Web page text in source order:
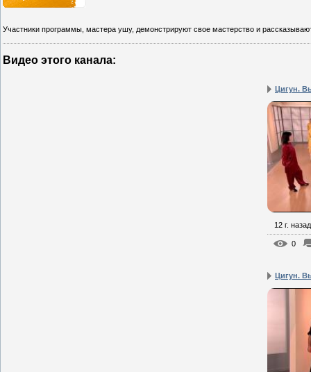
Участники программы, мастера ушу, демонстрируют свое мастерство и
Видео этого канала:
Цигун.
12 г. назад
0
Цигун.